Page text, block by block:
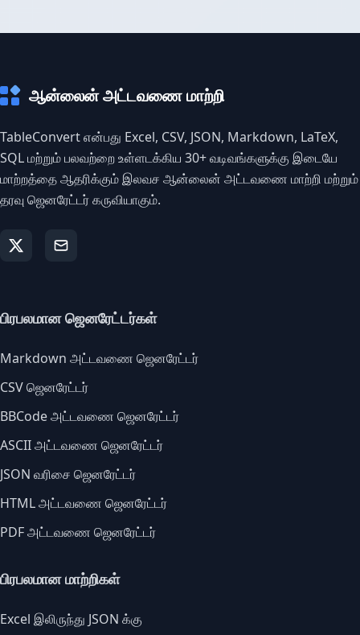
ஆன்லைன் அட்டவணை மாற்றி
TableConvert என்பது Excel, CSV, JSON, Markdown, LaTeX,
SQL மற்றும் பலவற்றை உள்ளடக்கிய 30+ வடிவங்களுக்கு இடையே
மாற்றத்தை ஆதரிக்கும் இலவச ஆன்லைன் அட்டவணை மாற்றி மற்றும்
தரவு ஜெனரேட்டர் கருவியாகும்.
பிரபலமான ஜெனரேட்டர்கள்
Markdown அட்டவணை ஜெனரேட்டர்
CSV ஜெனரேட்டர்
BBCode அட்டவணை ஜெனரேட்டர்
ASCII அட்டவணை ஜெனரேட்டர்
JSON வரிசை ஜெனரேட்டர்
HTML அட்டவணை ஜெனரேட்டர்
PDF அட்டவணை ஜெனரேட்டர்
பிரபலமான மாற்றிகள்
Excel இலிருந்து JSON க்கு